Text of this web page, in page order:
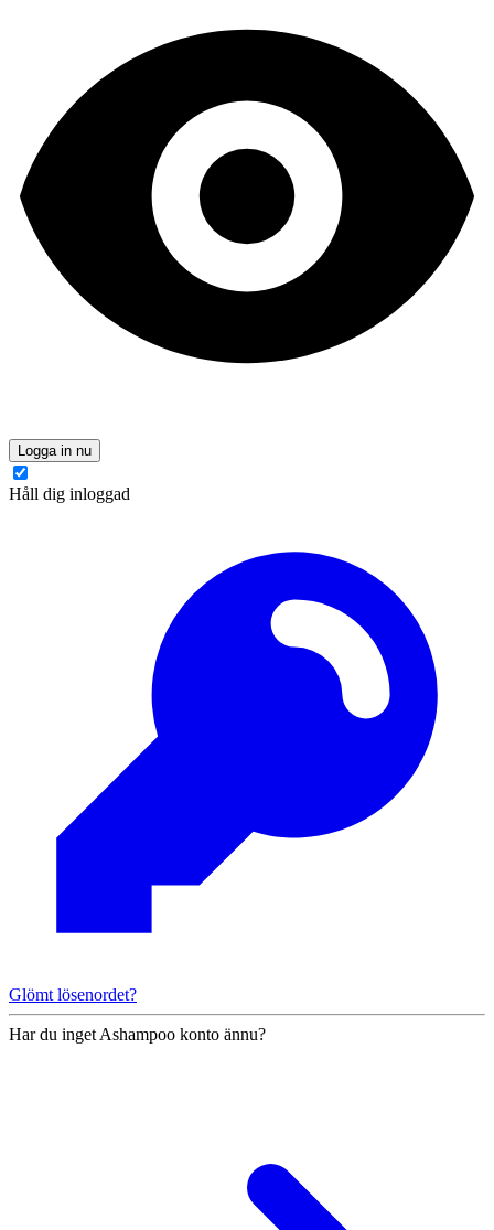
Logga in nu
Håll dig inloggad
Glömt lösenordet?
Har du inget Ashampoo konto ännu?